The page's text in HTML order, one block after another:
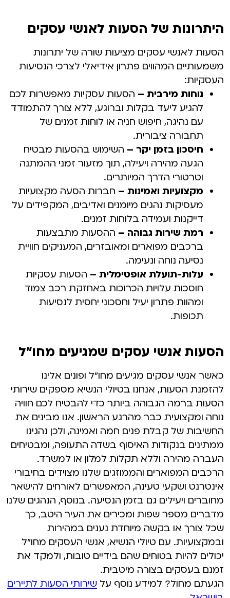
היתרונות של הסעות לאנשי עסקים
הסעות לאנשי עסקים מציעות שורה של יתרונות
משמעותיים המהווים פתרון אידיאלי לצרכי הנסיעות
העסקיות:
נוחות מירבית – הסעות עסקיות מאפשרות לכם
להגיע ליעד בקלות וברוגע, ללא צורך להתמודד
עם נהיגה, חיפוש חניה או לוחות זמנים של
תחבורה ציבורית.
חיסכון בזמן יקר – השימוש בהסעות מבטיח
הגעה מהירה ויעילה, תוך מזעור זמני ההמתנה
וטרטורי הדרך המיותרים.
מקצועיות ואמינות – חברות הסעה מקצועיות
מעסיקות נהגים מיומנים ואדיבים, המקפידים על
דייקנות ועמידה בלוחות זמנים.
רמת שירות גבוהה – ההסעות מתבצעות
ברכבים מפוארים ומאובזרים, המעניקים חוויית
נסיעה נוחה ונעימה.
עלות-תועלת אופטימלית – הסעות עסקיות
חוסכות עלויות הכרוכות באחזקת רכב צמוד
ומהוות פתרון יעיל וחסכוני יחסית לנסיעות
תכופות.
הסעות אנשי עסקים שמגיעים מחו"ל
כאשר אנשי עסקים מגיעים מחו"ל ופונים אלינו
להזמנת הסעות, אנחנו בטיולי הנשיא מספקים שירותי
הסעות ברמה הגבוהה ביותר כדי להבטיח לכם חוויה
נוחה ומקצועית כבר מהרגע הראשון. אנו מבינים את
החשיבות של קבלת פנים חמה ואמינה, ולכן נהגינו
ממתינים בנקודות האיסוף בשדה התעופה, ומבטיחים
העברה מהירה וללא תקלות למלון או למשרד.
הרכבים המפוארים והממוזגים שלנו מצוידים בחיבורי
אינטרנט ושקעי טעינה, המאפשרים לאורחים להישאר
מחוברים ויעילים גם בזמן הנסיעה. בנוסף, הנהגים שלנו
מדברים מספר שפות ומכירים את העיר היטב, כך
שכל צורך או בקשה מיוחדת נענים במהירות
ובמקצועיות. עם טיולי הנשיא, אנשי העסקים מחו"ל
יכולים להיות בטוחים שהם בידיים טובות, ולמקד את
זמנם בעסקים בצורה מיטבית.
הגעתם מחול? למידע נוסף על שירותי הסעות לתיירים